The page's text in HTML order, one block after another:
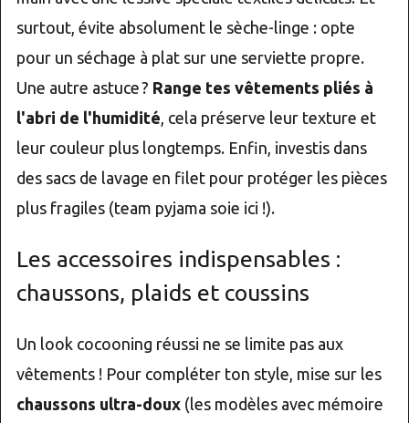
surtout, évite absolument le sèche-linge : opte
pour un séchage à plat sur une serviette propre.
Une autre astuce ? Range tes vêtements pliés à
l'abri de l'humidité, cela préserve leur texture et
leur couleur plus longtemps. Enfin, investis dans
des sacs de lavage en filet pour protéger les pièces
plus fragiles (team pyjama soie ici !).
Les accessoires indispensables :
chaussons, plaids et coussins
Un look cocooning réussi ne se limite pas aux
vêtements ! Pour compléter ton style, mise sur les
chaussons ultra-doux(les modèles avec mémoire